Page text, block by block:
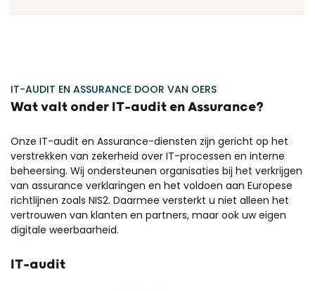
IT-AUDIT EN ASSURANCE DOOR VAN OERS
Wat valt onder IT-audit en Assurance?
Onze IT-audit en Assurance-diensten zijn gericht op het
verstrekken van zekerheid over IT-processen en interne
beheersing. Wij ondersteunen organisaties bij het verkrijgen
van assurance verklaringen en het voldoen aan Europese
richtlijnen zoals NIS2. Daarmee versterkt u niet alleen het
vertrouwen van klanten en partners, maar ook uw eigen
digitale weerbaarheid.
IT-audit